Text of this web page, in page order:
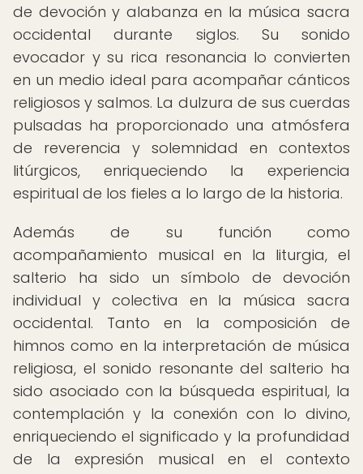
de devoción y alabanza en la música sacra
occidental durante siglos. Su sonido
evocador y su rica resonancia lo convierten
en un medio ideal para acompañar cánticos
religiosos y salmos. La dulzura de sus cuerdas
pulsadas ha proporcionado una atmósfera
de reverencia y solemnidad en contextos
litúrgicos, enriqueciendo la experiencia
espiritual de los fieles a lo largo de la historia.
Además de su función como
acompañamiento musical en la liturgia, el
salterio ha sido un símbolo de devoción
individual y colectiva en la música sacra
occidental. Tanto en la composición de
himnos como en la interpretación de música
religiosa, el sonido resonante del salterio ha
sido asociado con la búsqueda espiritual, la
contemplación y la conexión con lo divino,
enriqueciendo el significado y la profundidad
de la expresión musical en el contexto